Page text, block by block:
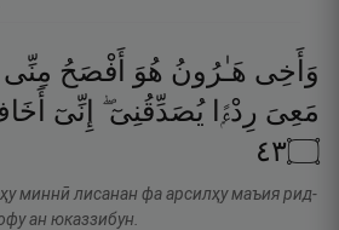
وَأَخِى هَـٰرُونُ هُوَ أَفْصَحُ مِنِّى
مَعِىَ رِدْءًۭا يُصَدِّقُنِىٓ ۖ إِنِّىٓ
۝٣٤
миннӣ лисанан фа арсилҳу маъия рид-
ан юказзибун.